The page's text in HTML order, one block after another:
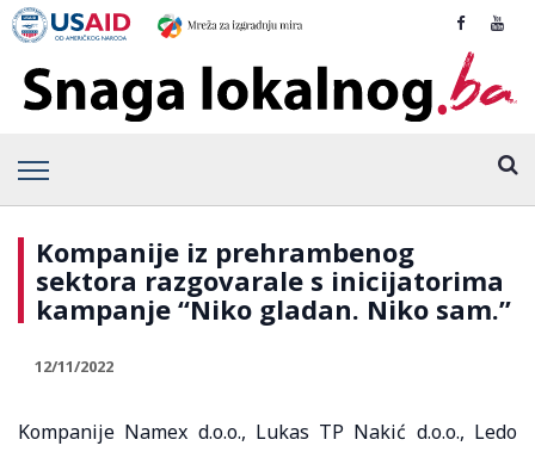
Kompanije iz prehrambenog
sektora razgovarale s inicijatorima
kampanje “Niko gladan. Niko sam.”
12/11/2022
Kompanije Namex d.o.o., Lukas TP Nakić d.o.o., Ledo